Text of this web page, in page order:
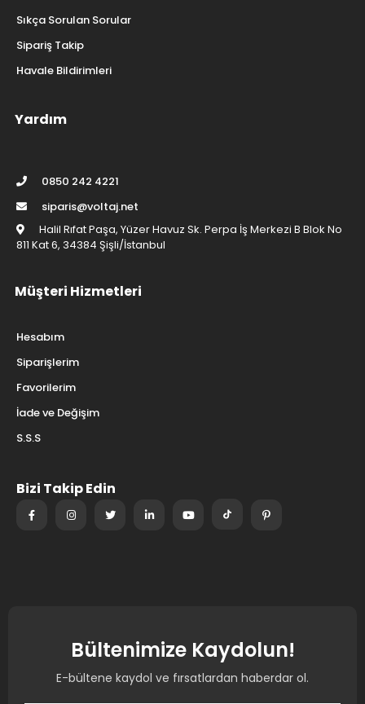
Sıkça Sorulan Sorular
Sipariş Takip
Havale Bildirimleri
Yardım
0850 242 4221
siparis@voltaj.net
Halil Rıfat Paşa, Yüzer Havuz Sk. Perpa İş Merkezi B Blok No
811 Kat 6, 34384 Şişli/İstanbul
Müşteri Hizmetleri
Hesabım
Siparişlerim
Favorilerim
İade ve Değişim
S.S.S
Bizi Takip Edin
Bültenimize Kaydolun!
E-bültene kaydol ve fırsatlardan haberdar ol.